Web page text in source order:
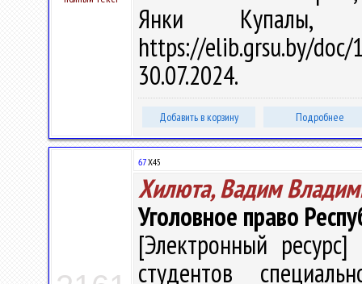
Янки
https://elib.grsu.by/
30.07.2024.
Добавить в корзину Подробнее
67Х45
Хилюта, Вадим
Уголовное право
[Электронный
студентов